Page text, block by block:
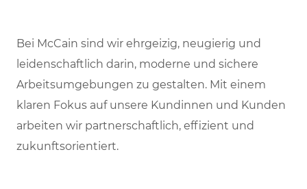
Bei McCain sind wir ehrgeizig, neugierig und
leidenschaftlich darin, moderne und sichere
Arbeitsumgebungen zu gestalten. Mit einem
klaren Fokus auf unsere Kundinnen und Kunden
arbeiten wir partnerschaftlich, effizient und
zukunftsorientiert.